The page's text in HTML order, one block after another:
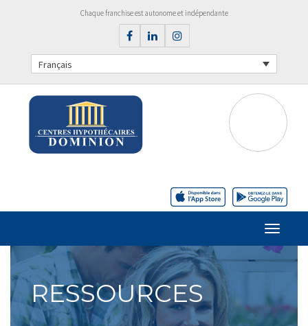
Chaque franchise est autonome et indépendante
Français
RESSOURCES